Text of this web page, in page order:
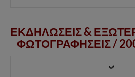
ΕΚΔΗΛΩΣΕΙΣ &
ΦΩΤΟΓΡΑΦΗΣΕΙΣ /